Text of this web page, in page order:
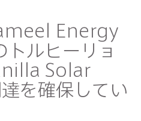
Energy
トルヒーリョ
Solar
を確保してい